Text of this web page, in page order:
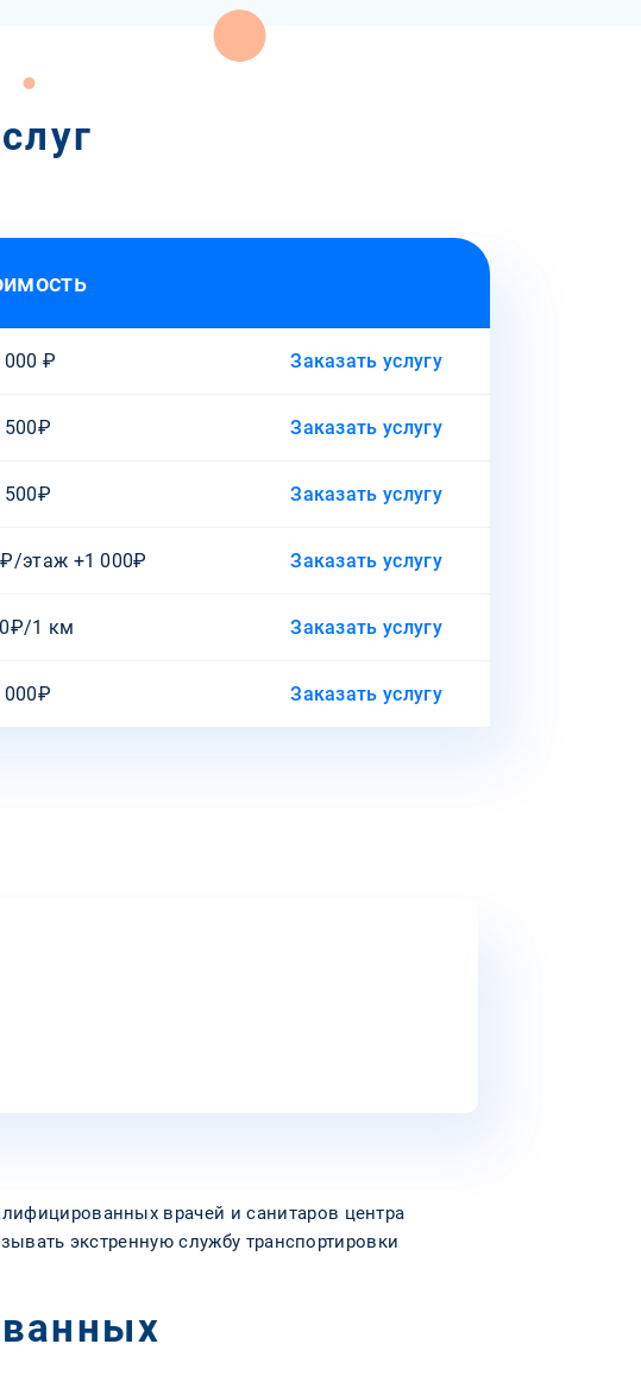
000 ₽ Заказать услугу
500₽ Заказать услугу
500₽ Заказать услугу
этаж +1 000₽ Заказать услугу
1 км Заказать услугу
000₽ Заказать услугу
врачей и санитаров центра
экстренную службу транспортировки